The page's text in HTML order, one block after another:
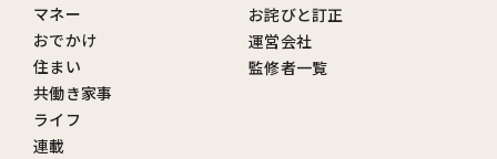
マネー
おでかけ
住まい
共働き家事
ライフ
連載
お詫びと訂正
運営会社
監修者一覧